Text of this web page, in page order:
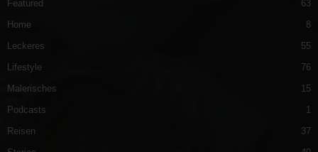
Featured
63
Home
8
Leckeres
55
Lifestyle
76
Malerisches
15
Podcasts
1
Reisen
37